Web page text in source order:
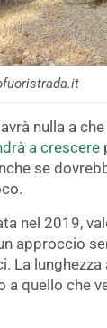
nulla a
a crescere
se
nel 2019,
approccio
La lunghezza
quello che